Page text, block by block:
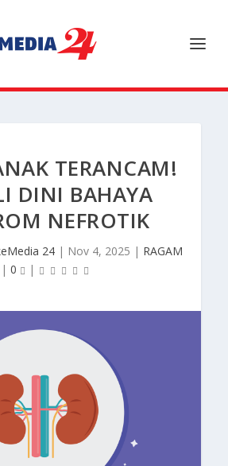
TERANCAM!
DINI BAHAYA
NEFROTIK
24| Nov 4, 2025 | RAGAM
| 0 |